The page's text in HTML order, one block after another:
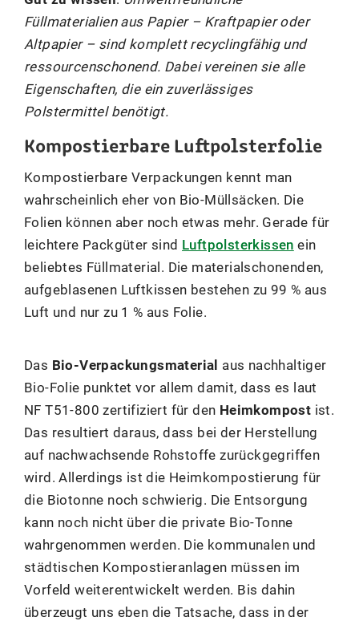
Füllmaterialien aus Papier – Kraftpapier oder
Altpapier – sind komplett recyclingfähig und
ressourcenschonend. Dabei vereinen sie alle
Eigenschaften, die ein zuverlässiges
Polstermittel benötigt.
Kompostierbare Luftpolsterfolie
Kompostierbare Verpackungen kennt man
wahrscheinlich eher von Bio-Müllsäcken. Die
Folien können aber noch etwas mehr. Gerade für
leichtere Packgüter sind Luftpolsterkissen ein
beliebtes Füllmaterial. Die materialschonenden,
aufgeblasenen Luftkissen bestehen zu 99 % aus
Luft und nur zu 1 % aus Folie.
Das Bio-Verpackungsmaterial aus nachhaltiger
Bio-Folie punktet vor allem damit, dass es laut
NF T51-800 zertifiziert für den Heimkompost ist.
Das resultiert daraus, dass bei der Herstellung
auf nachwachsende Rohstoffe zurückgegriffen
wird. Allerdings ist die Heimkompostierung für
die Biotonne noch schwierig. Die Entsorgung
kann noch nicht über die private Bio-Tonne
wahrgenommen werden. Die kommunalen und
städtischen Kompostieranlagen müssen im
Vorfeld weiterentwickelt werden. Bis dahin
überzeugt uns eben die Tatsache, dass in der